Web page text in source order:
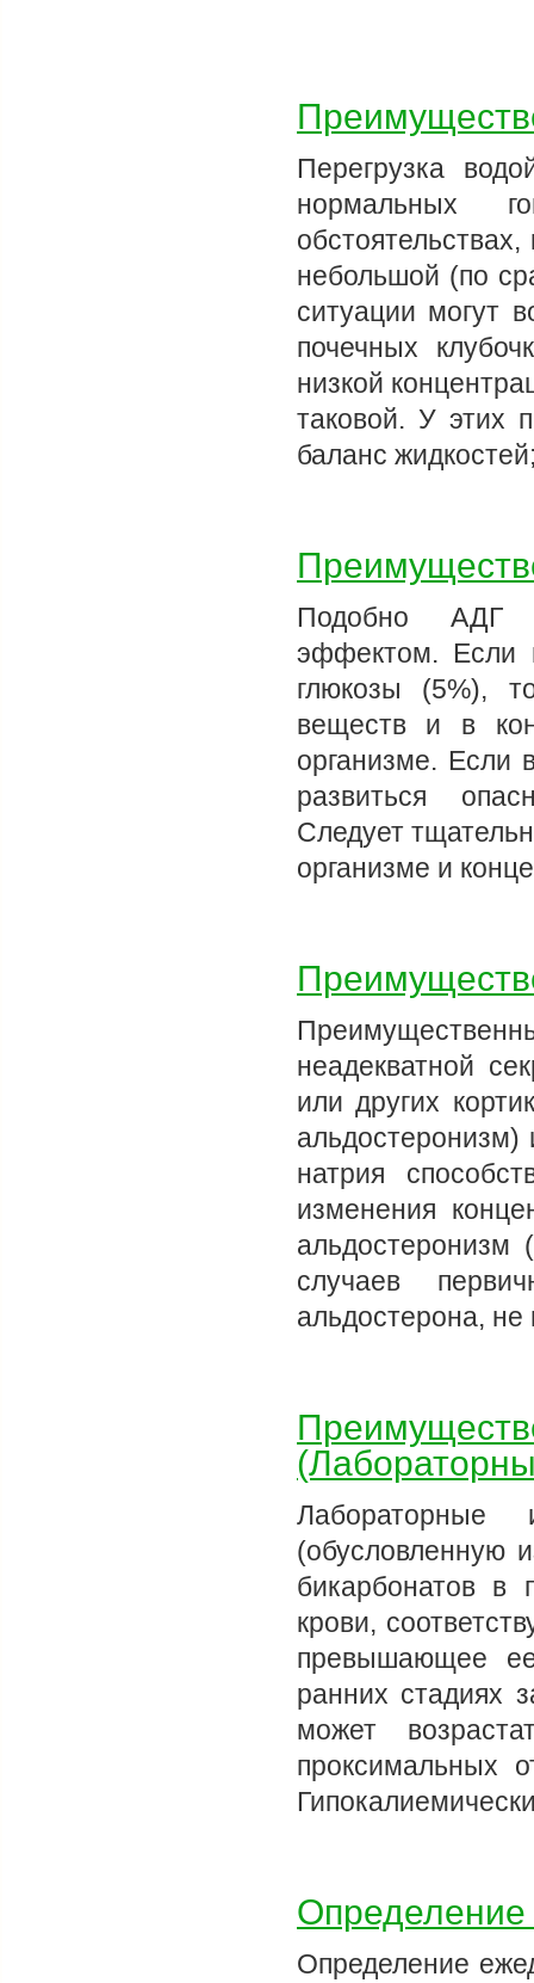
Перегрузка
нормальных
небольшой (по
ситуации могут
почечных
низкой
таковой. У этих
баланс
Подобно АДГ
эффектом. Если
глюкозы (5%),
веществ и в
организме. Если
развиться
Следует
организме и
неадекватной
или других
натрия
изменения
случаев
альдостерона,
Лабораторные
(обусловленную
бикарбонатов в
крови,
превышающее
ранних стадиях
может
проксимальных
Определение
Определение